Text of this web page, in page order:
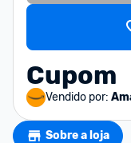
Cupom
Vendido por:
Sobre a loja